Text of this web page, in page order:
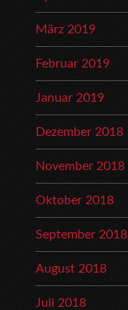
März 2019
Februar 2019
Januar 2019
Dezember 2018
November 2018
Oktober 2018
September 2018
August 2018
Juli 2018